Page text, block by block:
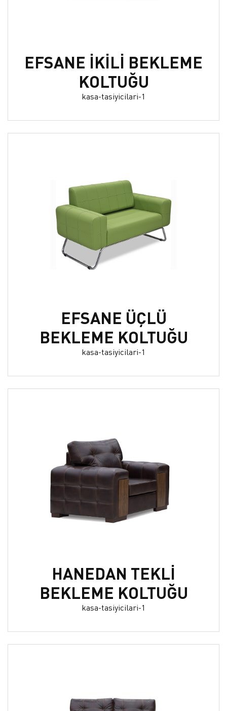
EFSANE İKİLİ BEKLEME
KOLTUĞU
kasa-tasiyicilari-1
EFSANE ÜÇLÜ
BEKLEME KOLTUĞU
kasa-tasiyicilari-1
HANEDAN TEKLİ
BEKLEME KOLTUĞU
kasa-tasiyicilari-1